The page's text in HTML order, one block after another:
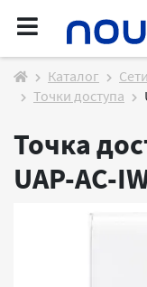
Каталог Cети
Точки доступа
Точка
UAP-AC-